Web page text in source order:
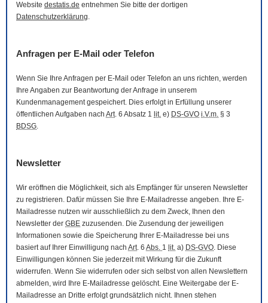
Website destatis.de entnehmen Sie bitte der dortigen
Datenschutzerklärung.
Anfragen per E-Mail oder Telefon
Wenn Sie Ihre Anfragen per E-Mail oder Telefon an uns richten, werden
Ihre Angaben zur Beantwortung der Anfrage in unserem
Kundenmanagement gespeichert. Dies erfolgt in Erfüllung unserer
öffentlichen Aufgaben nach Art. 6 Absatz 1 lit. e) DS-GVO i.V.m. § 3
BDSG.
Newsletter
Wir eröffnen die Möglichkeit, sich als Empfänger für unseren Newsletter
zu registrieren. Dafür müssen Sie Ihre E-Mail adresse angeben. Ihre E-
Mail adresse nutzen wir ausschließlich zu dem Zweck, Ihnen den
Newsletter der GBE zuzusenden. Die Zusendung der jeweiligen
Informationen sowie die Speicherung Ihrer E-Mail adresse bei uns
basiert auf Ihrer Einwilligung nach Art. 6 Abs. 1 lit. a) DS-GVO. Diese
Einwilligungen können Sie jederzeit mit Wirkung für die Zukunft
widerrufen. Wenn Sie widerrufen oder sich selbst von allen Newslettern
abmelden, wird Ihre E-Mail adresse gelöscht. Eine Weitergabe der E-
Mail adresse an Dritte erfolgt grundsätzlich nicht. Ihnen stehen